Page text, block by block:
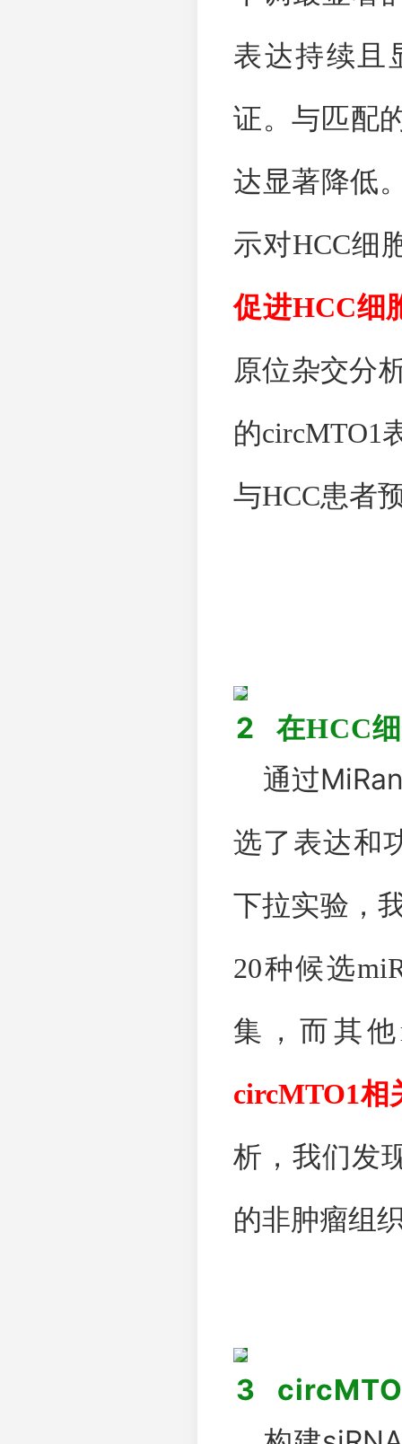
表达持续且
证。与匹配
达显著降低
示对HCC细
促进HCC细
原位杂交分
的circMTO1
与HCC患者
2 在HCC
通过
选了表达和
下拉实验，
20种候选
集，而其他
circMTO1相
析，我们发
的非肿瘤组
3